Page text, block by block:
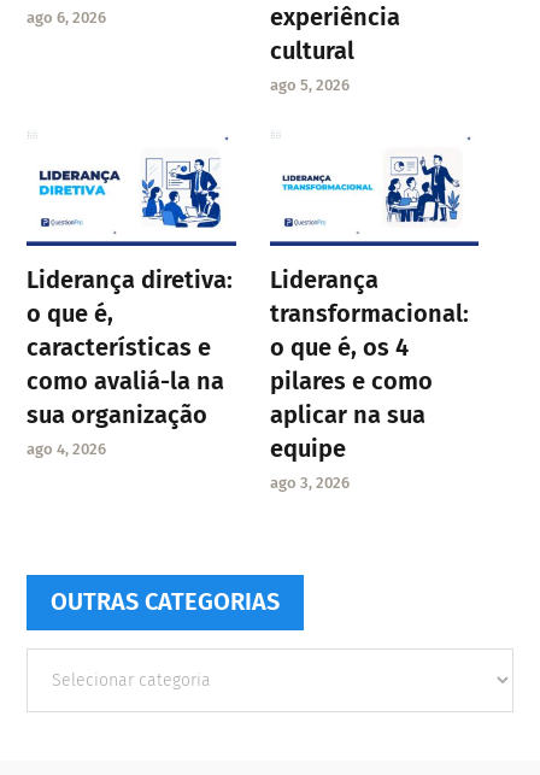
ago 6, 2026
experiência
cultural
ago 5, 2026
Liderança diretiva:
o que é,
características e
como avaliá-la na
sua organização
ago 4, 2026
Liderança
transformacional:
o que é, os 4
pilares e como
aplicar na sua
equipe
ago 3, 2026
OUTRAS CATEGORIAS
Categorias